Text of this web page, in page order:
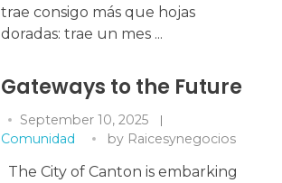
trae consigo más que hojas
doradas: trae un mes ...
Gateways to the Future
September 10, 2025
Comunidad
by Raicesynegocios
The City of Canton is embarking